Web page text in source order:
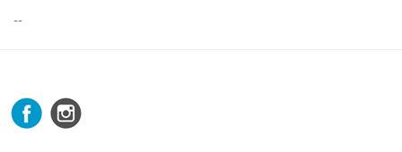
--